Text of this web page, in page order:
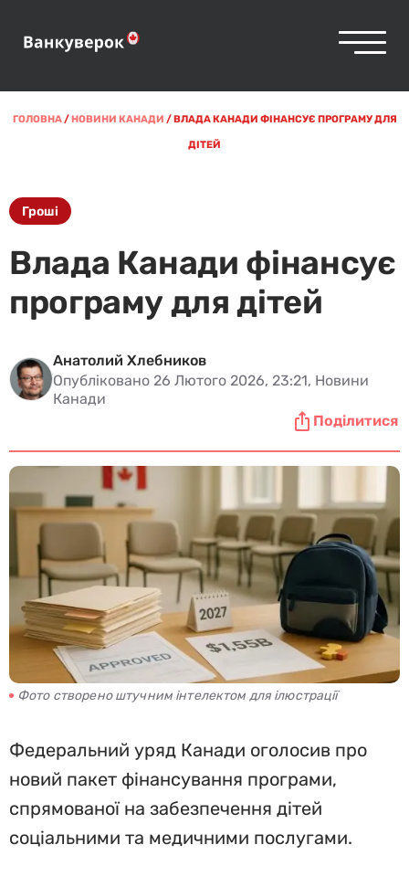
ГОЛОВНА/НОВИНИ КАНАДИ /ВЛАДА КАНАДИ ФІНАНСУЄ ПРОГРАМУ ДЛЯ
ДІТЕЙ
Гроші
Влада Канади фінансує
програму для дітей
Анатолий Хлебников
Опубліковано 26 Лютого 2026, 23:21, Новини
Канади
Поділитися
Фото створено штучним інтелектом для ілюстрації
Федеральний уряд Канади оголосив про
новий пакет фінансування програми,
спрямованої на забезпечення дітей
соціальними та медичними послугами.